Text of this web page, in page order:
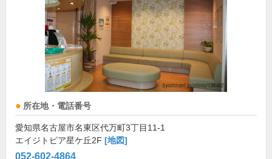
所在地・電話番号
愛知県名古屋市名東区代万町3丁目11-1
エイジトピア星ケ丘2F [地図]
052-602-4864